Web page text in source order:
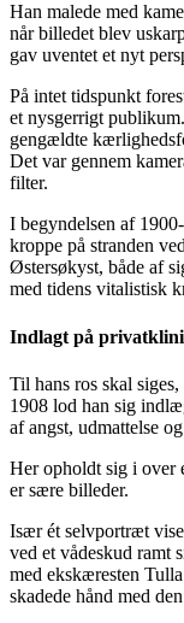
Han malede med
når billedet blev
gav uventet et nyt
På intet tidspunkt
et nysgerrigt
gengældte
Det var gennem
filter.
I begyndelsen af
kroppe på stranden
Østersøkyst, både af
med tidens vitalistisk
Indlagt på
Til hans ros skal
1908 lod han sig
af angst, udmattelse
Her opholdt sig i over
er sære billeder.
Især ét selvportræt
ved et vådeskud ramt
med ekskæresten
skadede hånd med